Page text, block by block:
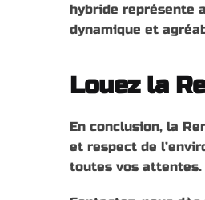
hybride représente
dynamique et
Louez la
En conclusion, la
et respect de
toutes vos attentes.